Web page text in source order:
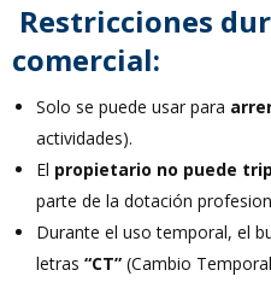
Restricciones
comercial:
Solo se puede usar para
actividades).
El propietario no puede
parte de la dotación
Durante el uso temporal, el
letras “CT” (Cambio